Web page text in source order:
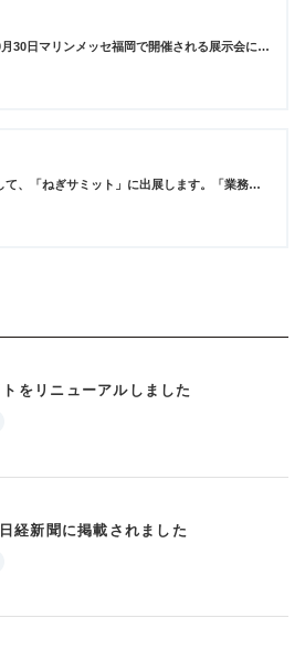
10月29日～10月30日マリンメッセ福岡で開催される展示会に出展いたします
農業×IT事例紹介として、「ねぎサミット」に出展します。「業務の見える化」によるコスト削減、業務効率化に向けた勤怠管理システムなどを紹介します。
をリニューアルしました
経新聞に掲載されました